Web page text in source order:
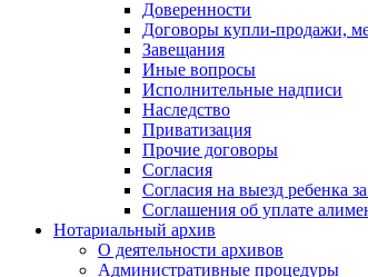
Доверенности
Договоры купли-продажи,
Завещания
Иные вопросы
Исполнительные надписи
Наследство
Приватизация
Прочие договоры
Согласия
Согласия на выезд ребенка
Соглашения об уплате
Нотариальный архив
О деятельности архивов
Административные процедуры